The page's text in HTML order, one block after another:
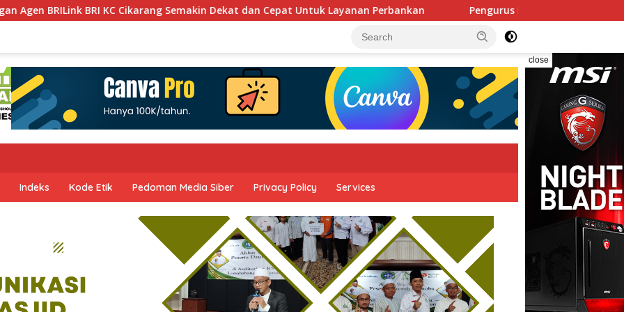
BRI KC Cikarang Semakin Dekat dan Cepat Untuk Layanan Perbankan Pengurus FORKAMMI 2026–2031 Resmi
close
Indeks Kode Etik Pedoman Media Siber Privacy Policy Services